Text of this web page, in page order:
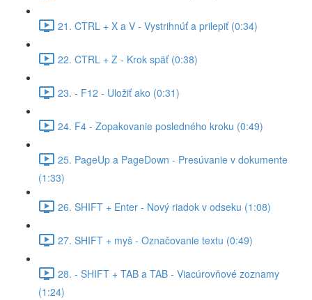
21. CTRL + X a V - Vystrihnúť a prilepiť (0:34)
22. CTRL + Z - Krok späť (0:38)
23. - F12 - Uložiť ako (0:31)
24. F4 - Zopakovanie posledného kroku (0:49)
25. PageUp a PageDown - Presúvanie v dokumente
(1:33)
26. SHIFT + Enter - Nový riadok v odseku (1:08)
27. SHIFT + myš - Označovanie textu (0:49)
28. - SHIFT + TAB a TAB - Viacúrovňové zoznamy
(1:24)